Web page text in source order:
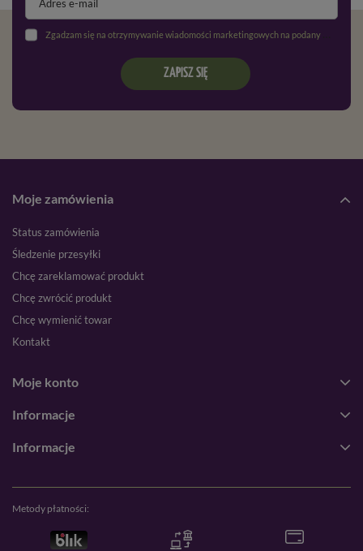
Zgadzam się na otrzymywanie wiadomości marketingowych na podany adres e-mail oraz przetwarzanie danych osobowych zgodnie z
ZAPISZ SIĘ
Moje zamówienia
Status zamówienia
Śledzenie przesyłki
Chcę zareklamować produkt
Chcę zwrócić produkt
Chcę wymienić towar
Kontakt
Moje konto
Informacje
Informacje
Metody płatności: